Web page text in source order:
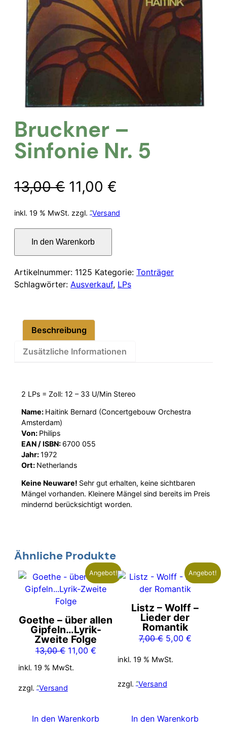
Bruckner –
Sinfonie Nr. 5
13,00€ Ursprünglicher
Preis
war:
13,00 €
11,00 €
Preis
inkl. 19 % MwSt. zzgl. Versand
Sinfonie
Nr.
5
In den Warenkorb
Artikelnummer: 1125 Kategorie: Tonträger
Schlagwörter: Ausverkauf, LPs
Beschreibung
Zusätzliche Informationen
2 LPs = Zoll: 12 – 33 U/Min Stereo
Name: Haitink Bernard (Concertgebouw Orchestra
Amsterdam)
Von: Philips
EAN / ISBN: 6700 055
Jahr:1972
Ort: Netherlands
Keine Neuware! Sehr gut erhalten, keine sichtbaren
Mängel vorhanden. Kleinere Mängel sind bereits im Preis
mindernd berücksichtigt worden.
Ähnliche Produkte
Angebot!
Goethe – über allen
Gipfeln…Lyrik-
Zweite Folge
13,00€ Ursprünglicher
Preis
13,00 €
11,00 €Aktueller
11,00 €.
inkl. 19 % MwSt.
zzgl. Versand
In den Warenkorb
Angebot!
Listz – Wolff –
Lieder der
Romantik
7,00€ Ursprünglicher
war:
5,00 €Aktueller
inkl. 19 % MwSt.
zzgl. Versand
In den Warenkorb